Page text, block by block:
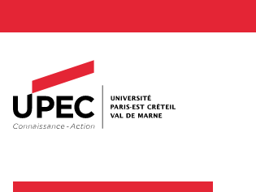
Accès directs
Recherche
Navigation secondaire